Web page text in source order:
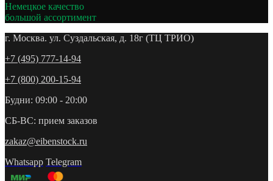
Немецкое качество
большой ассортимент
г. Москва. ул. Суздальская, д. 18г (ТЦ ТРИО)
+7 (495) 777-14-94
+7 (800) 200-15-94
Будни: 09:00 - 20:00
СБ-ВС: прием заказов
zakaz@eibenstock.ru
Whatsapp Telegram